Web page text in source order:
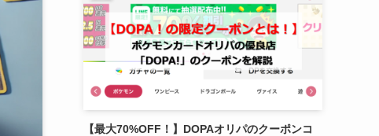
【最大70%OFF！】DOPAオリパのクーポンコ